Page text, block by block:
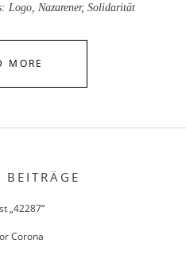
Logo Nazarener, Solidarität
MORE
BEITRÄGE
„42287“
Corona